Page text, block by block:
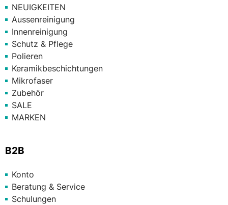
NEUIGKEITEN
Aussenreinigung
Innenreinigung
Schutz & Pflege
Polieren
Keramikbeschichtungen
Mikrofaser
Zubehör
SALE
MARKEN
B2B
Konto
Beratung & Service
Schulungen